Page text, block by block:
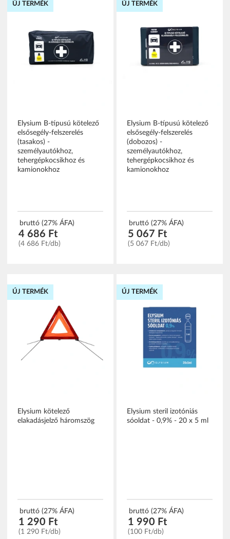
ÚJ TERMÉK
Elysium B-típusú kötelező
elsősegély-felszerelés
(tasakos) -
személyautókhoz,
tehergépkocsikhoz és
kamionokhoz
bruttó (27% ÁFA)
4 686 Ft
(4 686 Ft/db)
ÚJ TERMÉK
Elysium B-típusú kötelező
elsősegély-felszerelés
(dobozos) -
személyautókhoz,
tehergépkocsikhoz és
kamionokhoz
bruttó (27% ÁFA)
5 067 Ft
(5 067 Ft/db)
ÚJ TERMÉK
Elysium kötelező
elakadásjelző háromszög
bruttó (27% ÁFA)
1 290 Ft
(1 290 Ft/db)
ÚJ TERMÉK
Elysium steril izotóniás
sóoldat - 0,9% - 20 x 5 ml
bruttó (27% ÁFA)
1 990 Ft
(100 Ft/db)